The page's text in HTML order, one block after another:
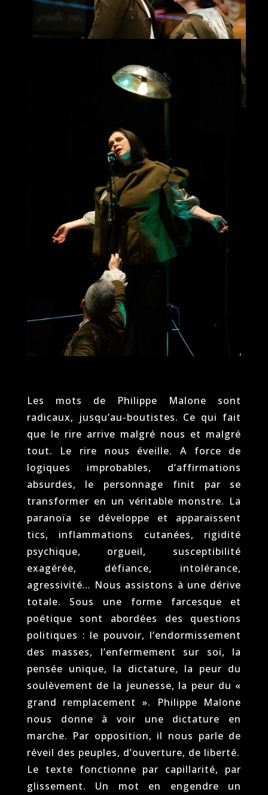
Les mots de Philippe Malone sont
radicaux, jusqu’au-boutistes. Ce qui fait
que le rire arrive malgré nous et malgré
tout. Le rire nous éveille. A force de
logiques improbables, d’affirmations
absurdes, le personnage finit par se
transformer en un véritable monstre. La
paranoïa se développe et apparaissent
tics, inflammations cutanées, rigidité
psychique, orgueil, susceptibilité
exagérée, défiance, intolérance,
agressivité… Nous assistons à une dérive
totale. Sous une forme farcesque et
poétique sont abordées des questions
politiques : le pouvoir, l’endormissement
des masses, l’enfermement sur soi, la
pensée unique, la dictature, la peur du
soulèvement de la jeunesse, la peur du «
grand remplacement ». Philippe Malone
nous donne à voir une dictature en
marche. Par opposition, il nous parle de
réveil des peuples, d’ouverture, de liberté.
Le texte fonctionne par capillarité, par
glissement. Un mot en engendre un